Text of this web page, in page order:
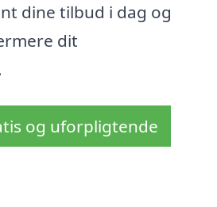
dine tilbud i dag og
dit
og uforpligtende